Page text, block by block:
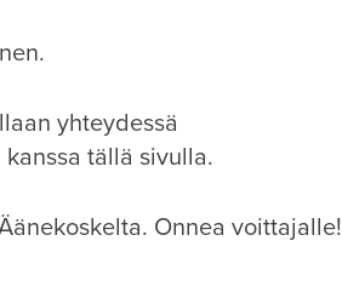
yhteydessä
tällä sivulla.
Onnea voittajalle!